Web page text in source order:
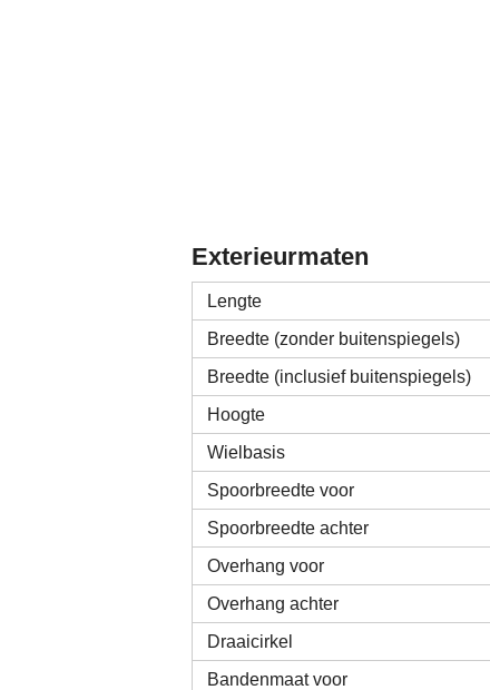
Exterieurmaten
Lengte
Breedte (zonder buitenspiegels)
Breedte (inclusief buitenspiegels)
Hoogte
Wielbasis
Spoorbreedte voor
Spoorbreedte achter
Overhang voor
Overhang achter
Draaicirkel
Bandenmaat voor